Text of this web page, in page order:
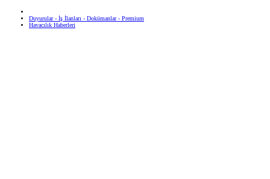
Duyurular - İş İlanları - Dokümanlar - Premium
Havacılık Haberleri